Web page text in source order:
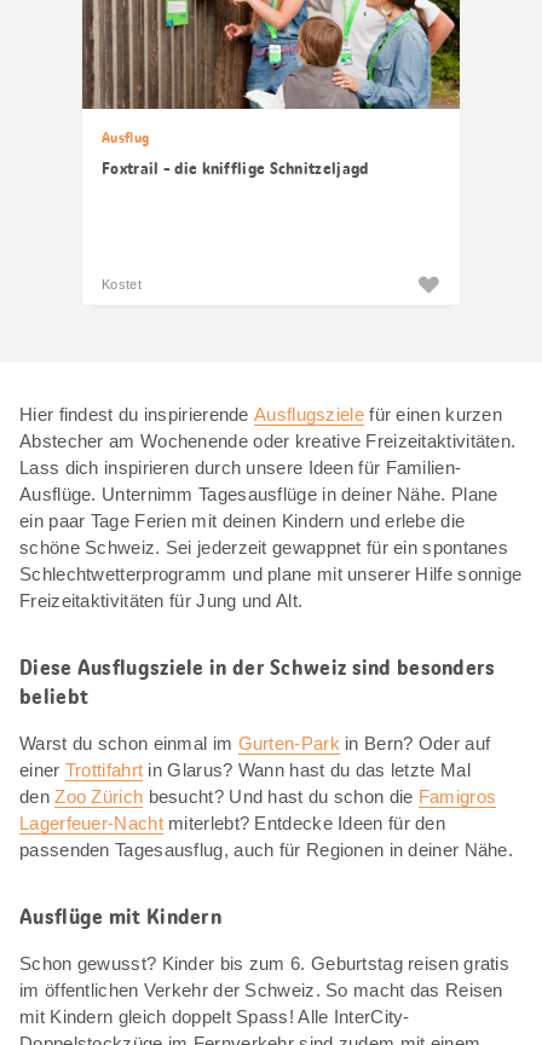
Ausflug
Foxtrail - die knifflige Schnitzeljagd
Kostet
Hier findest du inspirierendeAusflugszielefür einen kurzen
Abstecher am Wochenende oder kreative Freizeitaktivitäten.
Lass dich inspirieren durch unsere Ideen für Familien-
Ausflüge. Unternimm Tagesausflüge in deiner Nähe. Plane
ein paar Tage Ferien mit deinen Kindern und erlebe die
schöne Schweiz. Sei jederzeit gewappnet für ein spontanes
Schlechtwetterprogramm und plane mit unserer Hilfe sonnige
Freizeitaktivitäten für Jung und Alt.
Diese Ausflugsziele in der Schweiz sind besonders
beliebt
Warst du schon einmal im Gurten-Park in Bern? Oder auf
einer Trottifahrt in Glarus? Wann hast du das letzte Mal
denZoo Zürich besucht? Und hast du schon die Famigros
Lagerfeuer-Nachtmiterlebt? Entdecke Ideen für den
passenden Tagesausflug, auch für Regionen in deiner Nähe.
Ausflüge mit Kindern
Schon gewusst? Kinder bis zum 6. Geburtstag reisen gratis
im öffentlichen Verkehr der Schweiz. So macht das Reisen
mit Kindern gleich doppelt Spass! Alle InterCity-